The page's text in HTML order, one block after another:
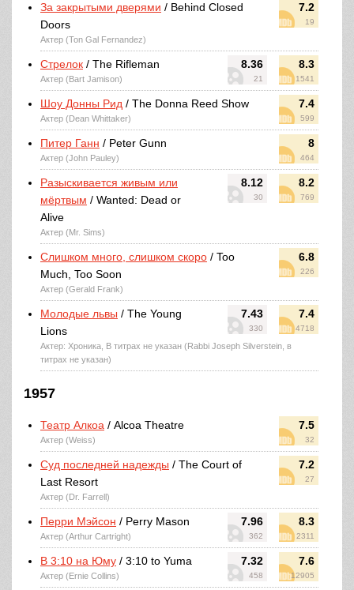
7.2
19
За закрытыми дверями / Behind Closed
Doors
Актер (Ton Gal Fernandez)
8.36
21
8.3
1541
Стрелок / The Rifleman
Актер (Bart Jamison)
7.4
599
Шоу Донны Рид / The Donna Reed Show
Актер (Dean Whittaker)
8
464
Питер Ганн / Peter Gunn
Актер (John Pauley)
8.12
30
8.2
769
Разыскивается живым или
мёртвым / Wanted: Dead or
Alive
Актер (Mr. Sims)
6.8
226
Слишком много, слишком скоро / Too
Much, Too Soon
Актер (Gerald Frank)
7.43
330
7.4
4718
Молодые львы / The Young
Lions
Актер: Хроника, В титрах не указан (Rabbi Joseph Silverstein, в
титрах не указан)
1957
7.5
32
Театр Алкоа / Alcoa Theatre
Актер (Weiss)
7.2
27
Суд последней надежды / The Court of
Last Resort
Актер (Dr. Farrell)
7.96
362
8.3
2311
Перри Мэйсон / Perry Mason
Актер (Arthur Cartright)
7.32
458
7.6
12905
В 3:10 на Юму / 3:10 to Yuma
Актер (Ernie Collins)